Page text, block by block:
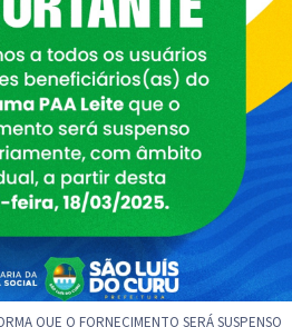
QUE O FORNECIMENTO SERÁ SUSPENSO